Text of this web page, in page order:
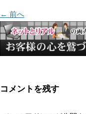
← 前へ
コメントを残す